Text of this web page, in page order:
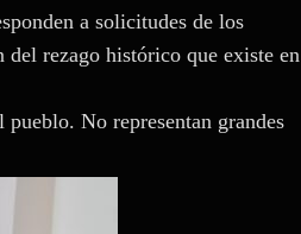
a solicitudes de los
del rezago histórico que existe en
pueblo. No representan grandes